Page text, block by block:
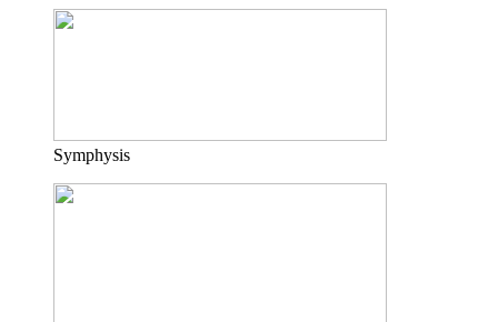
Symphysis